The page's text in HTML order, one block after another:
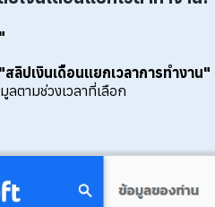
"สลิปเงินเดือนแยกเวลาการทำงาน"
ลตามช่วงเวลาที่เลือก